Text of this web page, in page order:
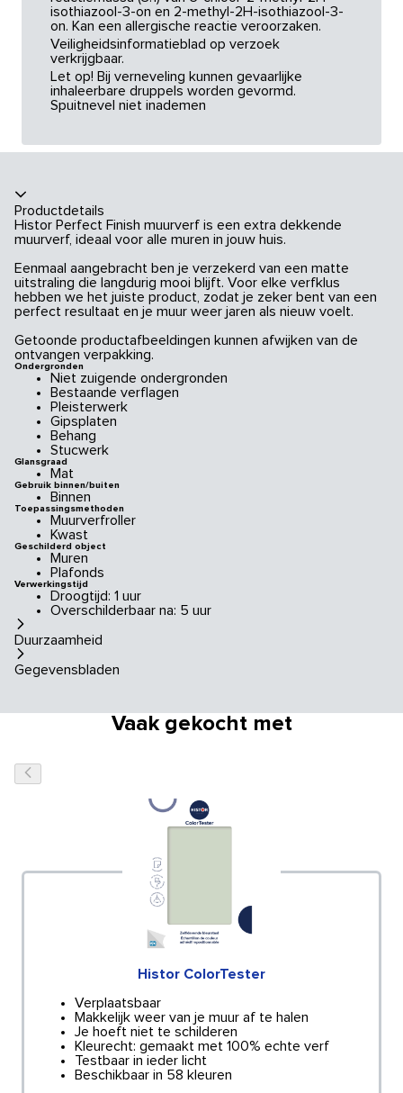
isothiazool-3-on en 2-methyl-2H-isothiazool-3-
on. Kan een allergische reactie veroorzaken.
Veiligheidsinformatieblad op verzoek
verkrijgbaar.
Let op! Bij verneveling kunnen gevaarlijke
inhaleerbare druppels worden gevormd.
Spuitnevel niet inademen
Productdetails
Histor Perfect Finish muurverf is een extra dekkende
muurverf, ideaal voor alle muren in jouw huis.
Eenmaal aangebracht ben je verzekerd van een matte
uitstraling die langdurig mooi blijft. Voor elke verfklus
hebben we het juiste product, zodat je zeker bent van een
perfect resultaat en je muur weer jaren als nieuw voelt.
Getoonde productafbeeldingen kunnen afwijken van de
ontvangen verpakking.
Ondergronden
Niet zuigende ondergronden
Bestaande verflagen
Pleisterwerk
Gipsplaten
Behang
Stucwerk
Glansgraad
Mat
Gebruik binnen/buiten
Binnen
Toepassingsmethoden
Muurverfroller
Kwast
Geschilderd object
Muren
Plafonds
Verwerkingstijd
Droogtijd: 1 uur
Overschilderbaar na: 5 uur
Duurzaamheid
Gegevensbladen
Vaak gekocht met
Histor ColorTester
Verplaatsbaar
Makkelijk weer van je muur af te halen
Je hoeft niet te schilderen
Kleurecht: gemaakt met 100% echte verf
Testbaar in ieder licht
Beschikbaar in 58 kleuren